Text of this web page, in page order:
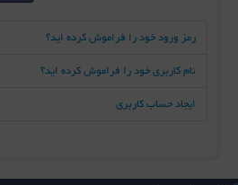
رمز ورود خود را فراموش کرده اید؟
نام کاربری خود را فراموش کرده اید؟
ایجاد حساب کاربری